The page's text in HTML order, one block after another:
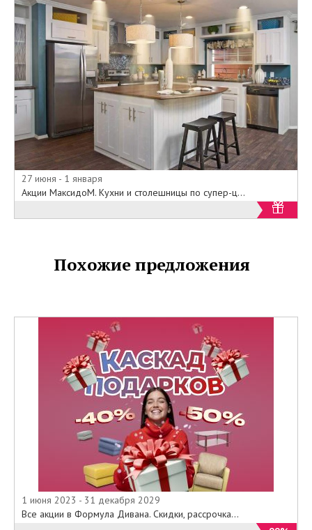
27 июня - 1 января
Акции МаксидоМ. Кухни и столешницы по супер-ц...
Похожие предложения
1 июня 2023 - 31 декабря 2029
Все акции в Формула Дивана. Скидки, рассрочка...